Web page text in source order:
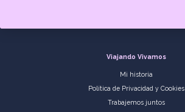
Viajando Vivamos
Mi historia
Política de Privacidad y Cookies
Trabajemos juntos